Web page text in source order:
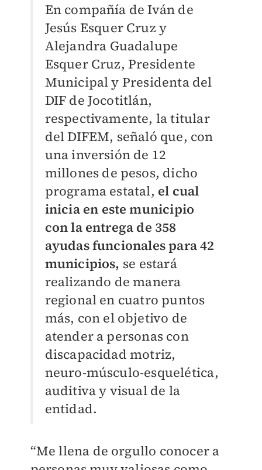
En compañía de Iván de
Jesús Esquer Cruz y
Alejandra Guadalupe
Esquer Cruz, Presidente
Municipal y Presidenta del
DIF de Jocotitlán,
respectivamente, la titular
del DIFEM, señaló que, con
una inversión de 12
millones de pesos, dicho
programa estatal, el cual
inicia en este municipio
con la entrega de 358
ayudas funcionales para 42
municipios, se estará
realizando de manera
regional en cuatro puntos
más, con el objetivo de
atender a personas con
discapacidad motriz,
neuro-músculo-esquelética,
auditiva y visual de la
entidad.
“Me llena de orgullo conocer a